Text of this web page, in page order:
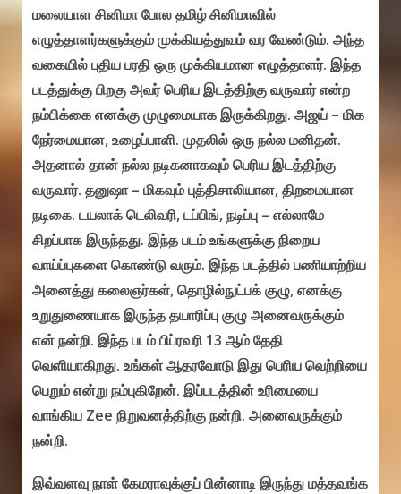
மலையாள சினிமா போல தமிழ் சினிமாவில்
எழுத்தாளர்களுக்கும் முக்கியத்துவம் வர வேண்டும். அந்த
வகையில் புதிய பரதி ஒரு முக்கியமான எழுத்தாளர். இந்த
படத்துக்கு பிறகு அவர் பெரிய இடத்திற்கு வருவார் என்ற
நம்பிக்கை எனக்கு முழுமையாக இருக்கிறது. அஜய் – மிக
நேர்மையான, உழைப்பாளி. முதலில் ஒரு நல்ல மனிதன்.
அதனால் தான் நல்ல நடிகனாகவும் பெரிய இடத்திற்கு
வருவார். தனுஷா – மிகவும் புத்திசாலியான, திறமையான
நடிகை. டயலாக் டெலிவரி, டப்பிங், நடிப்பு – எல்லாமே
சிறப்பாக இருந்தது. இந்த படம் உங்களுக்கு நிறைய
வாய்ப்புகளை கொண்டு வரும். இந்த படத்தில் பணியாற்றிய
அனைத்து கலைஞர்கள், தொழில்நுட்பக் குழு, எனக்கு
உறுதுணையாக இருந்த தயாரிப்பு குழு அனைவருக்கும்
என் நன்றி. இந்த படம் பிப்ரவரி 13 ஆம் தேதி
வெளியாகிறது. உங்கள் ஆதரவோடு இது பெரிய வெற்றியை
பெறும் என்று நம்புகிறேன். இப்படத்தின் உரிமையை
வாங்கிய Zee நிறுவனத்திற்கு நன்றி. அனைவருக்கும்
நன்றி.
இவ்வளவு நாள் கேமராவுக்குப் பின்னாடி இருந்து மத்தவங்க